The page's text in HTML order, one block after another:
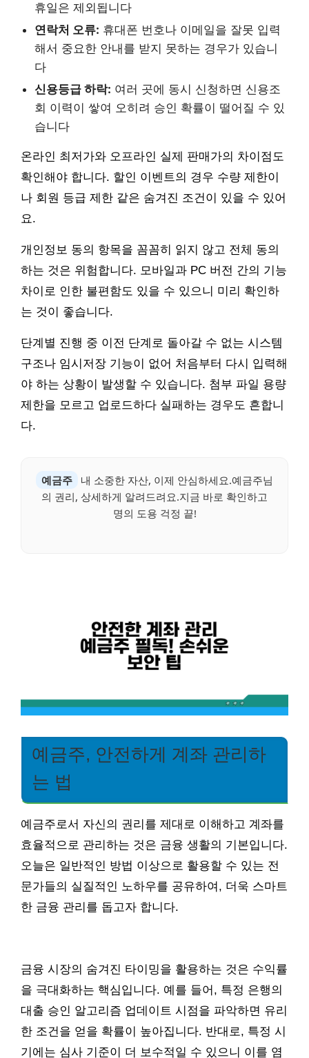
휴일은 제외됩니다
연락처 오류: 휴대폰 번호나 이메일을 잘못 입력
해서 중요한 안내를 받지 못하는 경우가 있습니
다
신용등급 하락: 여러 곳에 동시 신청하면 신용조
회 이력이 쌓여 오히려 승인 확률이 떨어질 수 있
습니다
온라인 최저가와 오프라인 실제 판매가의 차이점도
확인해야 합니다. 할인 이벤트의 경우 수량 제한이
나 회원 등급 제한 같은 숨겨진 조건이 있을 수 있어
요.
개인정보 동의 항목을 꼼꼼히 읽지 않고 전체 동의
하는 것은 위험합니다. 모바일과 PC 버전 간의 기능
차이로 인한 불편함도 있을 수 있으니 미리 확인하
는 것이 좋습니다.
단계별 진행 중 이전 단계로 돌아갈 수 없는 시스템
구조나 임시저장 기능이 없어 처음부터 다시 입력해
야 하는 상황이 발생할 수 있습니다. 첨부 파일 용량
제한을 모르고 업로드하다 실패하는 경우도 흔합니
다.
예금주
내 소중한 자산, 이제 안심하세요.예금주님
의 권리, 상세하게 알려드려요.지금 바로 확인하고
명의 도용 걱정 끝!
예금주, 안전하게 계좌 관리하
는 법
예금주로서 자신의 권리를 제대로 이해하고 계좌를
효율적으로 관리하는 것은 금융 생활의 기본입니다.
오늘은 일반적인 방법 이상으로 활용할 수 있는 전
문가들의 실질적인 노하우를 공유하여, 더욱 스마트
한 금융 관리를 돕고자 합니다.
금융 시장의 숨겨진 타이밍을 활용하는 것은 수익률
을 극대화하는 핵심입니다. 예를 들어, 특정 은행의
대출 승인 알고리즘 업데이트 시점을 파악하면 유리
한 조건을 얻을 확률이 높아집니다. 반대로, 특정 시
기에는 심사 기준이 더 보수적일 수 있으니 이를 염